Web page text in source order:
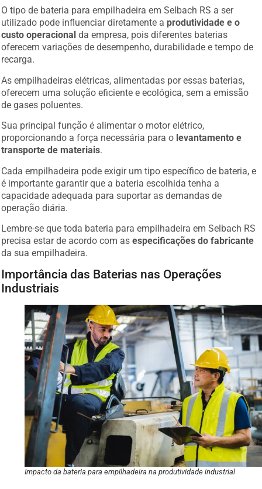
O tipo de bateria para empilhadeira em Selbach RS a ser
utilizado pode influenciar diretamente a produtividade e o
custo operacional da empresa, pois diferentes baterias
oferecem variações de desempenho, durabilidade e tempo de
recarga.
As empilhadeiras elétricas, alimentadas por essas baterias,
oferecem uma solução eficiente e ecológica, sem a emissão
de gases poluentes.
Sua principal função é alimentar o motor elétrico,
proporcionando a força necessária para o levantamento e
transporte de materiais.
Cada empilhadeira pode exigir um tipo específico de bateria, e
é importante garantir que a bateria escolhida tenha a
capacidade adequada para suportar as demandas de
operação diária.
Lembre-se que toda bateria para empilhadeira em Selbach RS
precisa estar de acordo com as especificações do fabricante
da sua empilhadeira.
Importância das Baterias nas Operações
Industriais
Impacto da bateria para empilhadeira na produtividade industrial